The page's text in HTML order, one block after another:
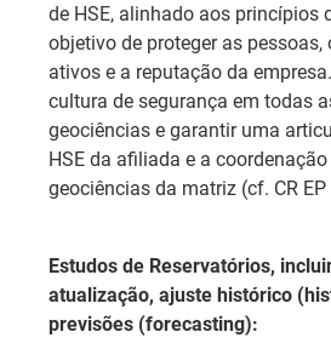
de HSE, alinhado aos princípios
objetivo de proteger as pessoas,
ativos e a reputação da
cultura de segurança em todas
geociências e garantir uma
HSE da afiliada e a coordenação
geociências da matriz (cf. CR EP
Estudos de Reservatórios,
atualização, ajuste histórico
previsões (forecasting):